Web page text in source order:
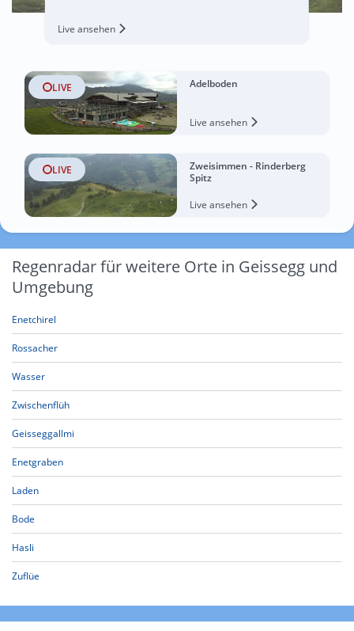
Live ansehen
LIVE Adelboden
Live ansehen
LIVE
Zweisimmen - Rinderberg
Spitz
Live ansehen
Regenradar für weitere Orte in Geissegg und
Umgebung
Enetchirel
Rossacher
Wasser
Zwischenflüh
Geisseggallmi
Enetgraben
Laden
Bode
Hasli
Zuflüe